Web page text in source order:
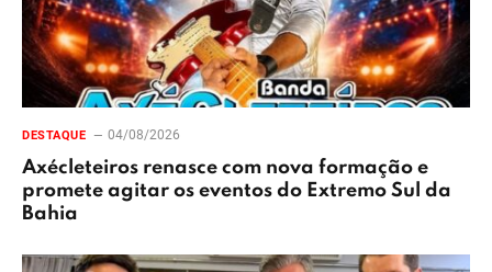
DESTAQUE 04/08/2026
Axécleteiros renasce com nova formação e
promete agitar os eventos do Extremo Sul da
Bahia